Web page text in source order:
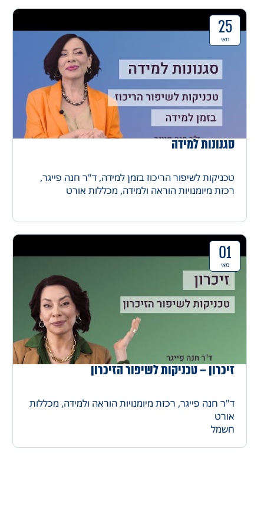
25
מאי
סגנונות למידה
טכניקות לשיפור הריכוז בזמן למידה, ד"ר חנה פייגר,
רכזת מיומנויות הוראה ולמידה, מכללות אורט
01
מאי
זיכרון – טכניקות לשיפור הזיכרון
ד"ר חנה פייגר, רכזת מיומנויות הוראה ולמידה, מכללות
אורט
חשמל